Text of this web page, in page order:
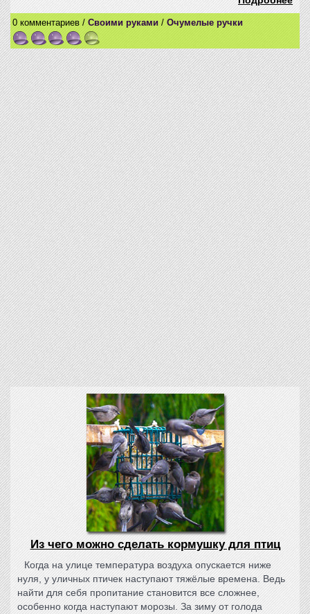
0 комментариев / Своими руками / Очумелые ручки
Из чего можно сделать кормушку для птиц
Когда на улице температура воздуха опускается ниже
нуля, у уличных птичек наступают тяжёлые времена. Ведь
найти для себя пропитание становится все сложнее,
особенно когда наступают морозы. За зиму от голода